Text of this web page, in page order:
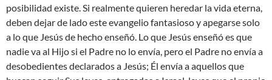
posibilidad existe. Si realmente quieren heredar la vida eterna,
deben dejar de lado este evangelio fantasioso y apegarse solo
a lo que Jesús de hecho enseñó. Lo que Jesús enseñó es que
nadie va al Hijo si el Padre no lo envía, pero el Padre no envía a
desobedientes declarados a Jesús; Él envía a aquellos que